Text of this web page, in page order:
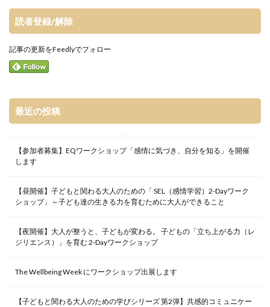
読者登録/解除
記事の更新をFeedlyでフォロー
最近の投稿
【参加者募集】EQワークショップ「感情に気づき、自分を知る」を開催
します
【昼開催】子どもと関わる大人のための「 SEL（感情学習）2-Dayワーク
ショップ」～子ども達の生きる力を育むために大人ができること
【夜開催】大人が整うと、子どもが変わる。 子どもの「立ち上がる力（レ
ジリエンス）」を育む 2-Dayワークショップ
The Wellbeing Week にワークショップ出展します
【子どもと関わる大人のための学びシリーズ 第2弾】共感的コミュニケー